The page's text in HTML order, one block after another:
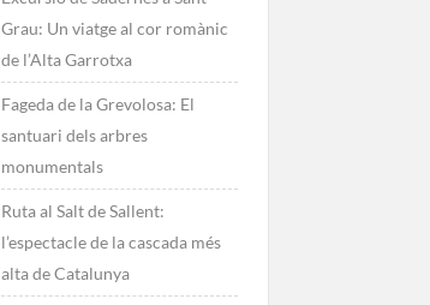
Grau: Un viatge al cor romànic
de l’Alta Garrotxa
Fageda de la Grevolosa: El
santuari dels arbres
monumentals
Ruta al Salt de Sallent:
l’espectacle de la cascada més
alta de Catalunya